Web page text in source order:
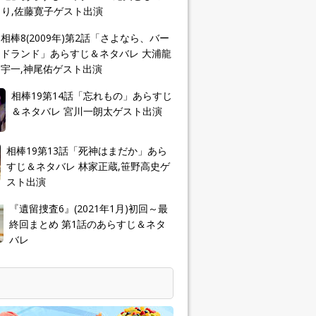
り,佐藤寛子ゲスト出演
相棒8(2009年)第2話「さよなら、バー
ドランド」あらすじ＆ネタバレ 大浦龍
宇一,神尾佑ゲスト出演
相棒19第14話「忘れもの」あらすじ
＆ネタバレ 宮川一朗太ゲスト出演
相棒19第13話「死神はまだか」あら
すじ＆ネタバレ 林家正蔵,笹野高史ゲ
スト出演
『遺留捜査6』(2021年1月)初回～最
終回まとめ 第1話のあらすじ＆ネタ
バレ